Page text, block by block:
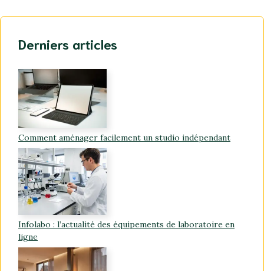
Derniers articles
Comment aménager facilement un studio indépendant
Infolabo : l’actualité des équipements de laboratoire en
ligne